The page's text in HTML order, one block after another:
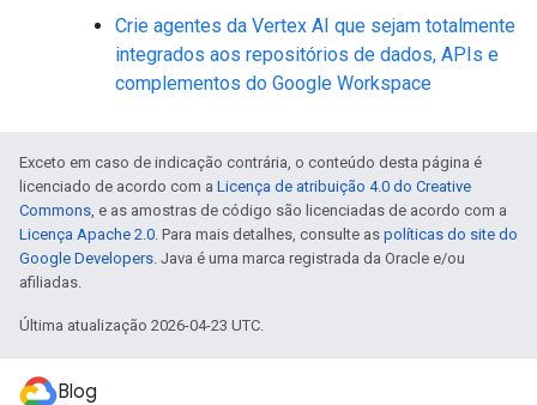
Crie agentes da Vertex AI que sejam totalmente
integrados aos repositórios de dados, APIs e
complementos do Google Workspace
Exceto em caso de indicação contrária, o conteúdo desta página é
licenciado de acordo com a Licença de atribuição 4.0 do Creative
Commons, e as amostras de código são licenciadas de acordo com a
Licença Apache 2.0. Para mais detalhes, consulte as políticas do site do
Google Developers. Java é uma marca registrada da Oracle e/ou
afiliadas.
Última atualização 2026-04-23 UTC.
Blog